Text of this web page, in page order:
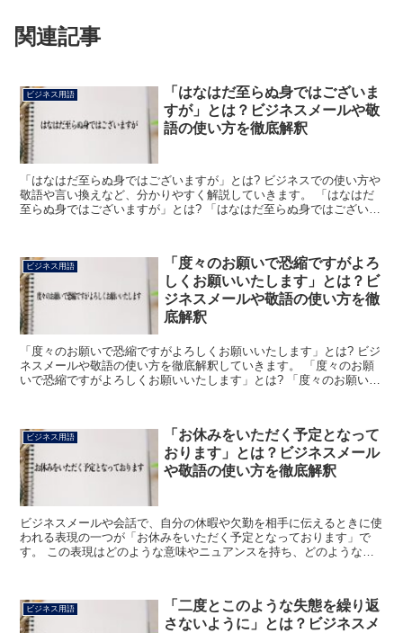
関連記事
ビジネス用語
「はなはだ至らぬ身ではございま
すが」とは？ビジネスメールや敬
語の使い方を徹底解釈
「はなはだ至らぬ身ではございますが」とは? ビジネスでの使い方や
敬語や言い換えなど、分かりやすく解説していきます。 「はなはだ
至らぬ身ではございますが」とは? 「はなはだ至らぬ身ではございま
ビジネス用語
「度々のお願いで恐縮ですがよろ
しくお願いいたします」とは？ビ
ジネスメールや敬語の使い方を徹
底解釈
「度々のお願いで恐縮ですがよろしくお願いいたします」とは? ビジ
ネスメールや敬語の使い方を徹底解釈していきます。 「度々のお願
いで恐縮ですがよろしくお願いいたします」とは? 「度々のお願いで
ビジネス用語
「お休みをいただく予定となって
おります」とは？ビジネスメール
や敬語の使い方を徹底解釈
ビジネスメールや会話で、自分の休暇や欠勤を相手に伝えるときに使
われる表現の一つが「お休みをいただく予定となっております」で
す。 この表現はどのような意味やニュアンスを持ち、どのような場
ビジネス用語
「二度とこのような失態を繰り返
さないように」とは？ビジネスメ